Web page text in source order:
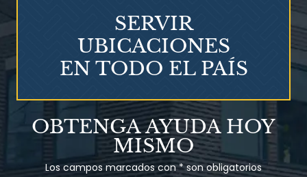
Talco en polvo
Ovary cancer
OBTENGA AYUDA HOY
MISMO
Los campos marcados con * son obligatorios
SERVIR
UBICACIONES
EN TODO EL PAÍS